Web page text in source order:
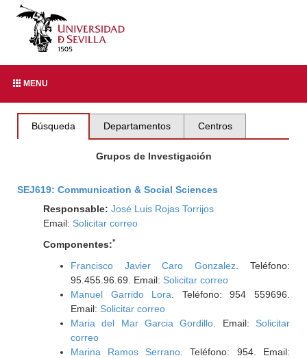
MENU
Búsqueda Departamentos Centros
Grupos de Investigación
SEJ619: Communication & Social Sciences
Responsable: José Luis Rojas Torrijos
Email: Solicitar correo
Componentes:*
Francisco Javier Caro Gonzalez . Teléfono:
95.455.96.69. Email: Solicitar correo
Manuel Garrido Lora . Teléfono: 954 559696.
Email: Solicitar correo
Maria del Mar Garcia Gordillo . Email: Solicitar
correo
Marina Ramos Serrano . Teléfono: 954. Email: